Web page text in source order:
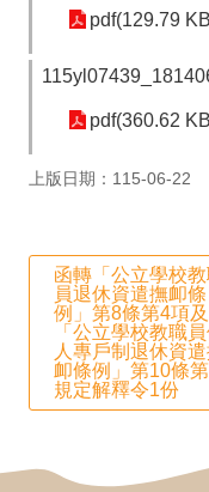
畫
區
pdf(129.79
pdf(360.62
上版日期：115-06-22
函轉「公立學校
員退休資遣撫卹條
例」第8條第4項及
「公立學校教職
人專戶制退休資
卹條例」第10條
規定解釋令1份